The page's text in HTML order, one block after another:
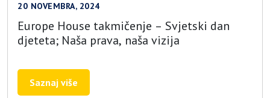
20 NOVEMBRA, 2024
Europe House takmičenje – Svjetski dan
djeteta; Naša prava, naša vizija
Saznaj više